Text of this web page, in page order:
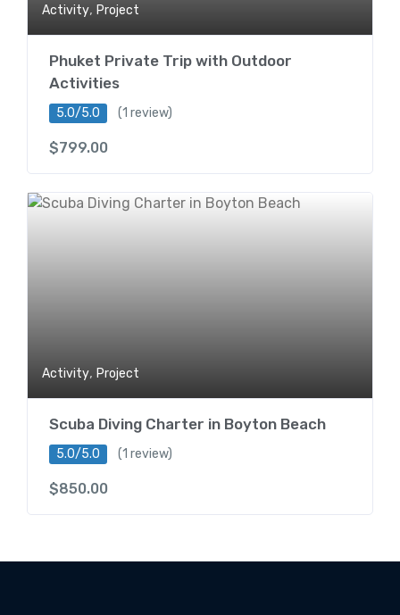
Activity, Project
Phuket Private Trip with Outdoor
Activities
5.0/5.0 (1 review)
$799.00
Activity, Project
Scuba Diving Charter in Boyton Beach
5.0/5.0 (1 review)
$850.00